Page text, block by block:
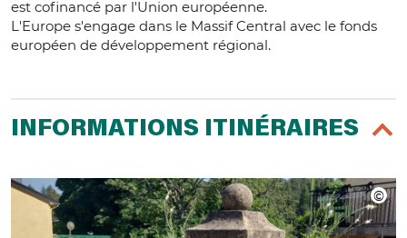
est cofinancé par l'Union européenne.
L'Europe s'engage dans le Massif Central avec le fonds
européen de développement régional.
INFORMATIONS ITINÉRAIRES